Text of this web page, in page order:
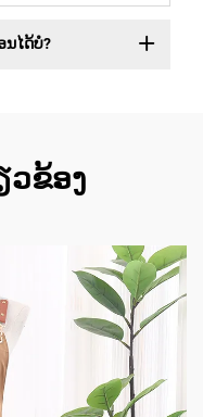
ນໄດ້ບໍ?
ຂ້ອງ